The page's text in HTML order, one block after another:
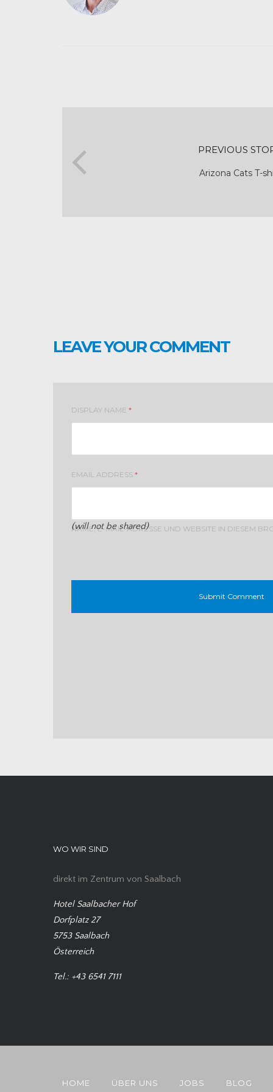
PREVIOUS
Arizona Cats T-
LEAVE YOUR COMMENT
DISPLAY NAME *
EMAIL ADDRESS *
(will not be shared)
NAME, E-MAIL-ADRESSE UND WEBSITE IN DIESEM
WO WIR SIND
direkt im Zentrum von Saalbach
Hotel Saalbacher Hof
Dorfplatz 27
5753 Saalbach
Österreich
Tel.: +43 6541 7111
HOME ÜBER UNS JOBS BLOG